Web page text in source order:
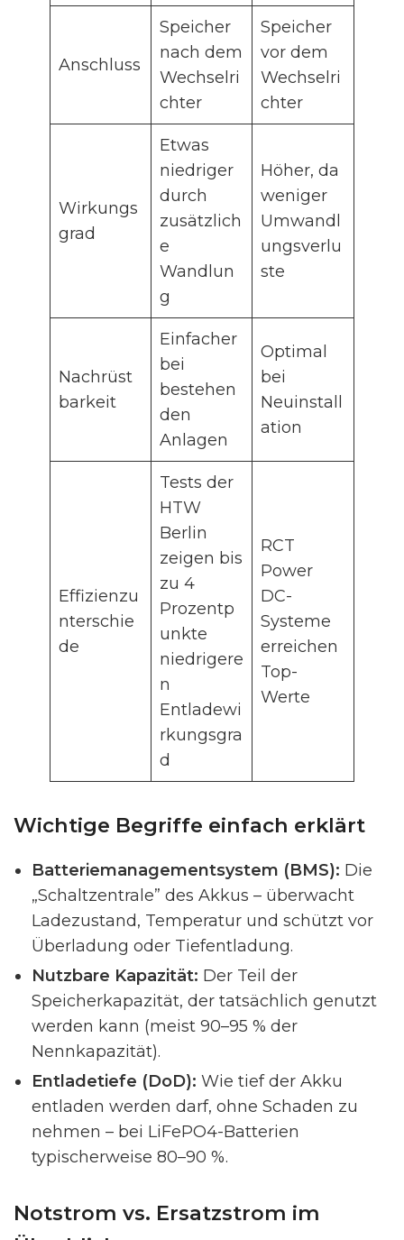
Anschluss
Speicher
nach dem
Wechselri
chter
Speicher
vor dem
Wechselri
chter
Wirkungs
grad
Etwas
niedriger
durch
zusätzlich
e
Wandlun
g
Höher, da
weniger
Umwandl
ungsverlu
ste
Nachrüst
barkeit
Einfacher
bei
bestehen
den
Anlagen
Optimal
bei
Neuinstall
ation
Effizienzu
nterschie
de
Tests der
HTW
Berlin
zeigen bis
zu 4
Prozentp
unkte
niedrigere
n
Entladewi
rkungsgra
d
RCT
Power
DC-
Systeme
erreichen
Top-
Werte
Wichtige Begriffe einfach erklärt
Batteriemanagementsystem (BMS): Die
„Schaltzentrale” des Akkus – überwacht
Ladezustand, Temperatur und schützt vor
Überladung oder Tiefentladung.
Nutzbare Kapazität: Der Teil der
Speicherkapazität, der tatsächlich genutzt
werden kann (meist 90–95 % der
Nennkapazität).
Entladetiefe (DoD): Wie tief der Akku
entladen werden darf, ohne Schaden zu
nehmen – bei LiFePO4-Batterien
typischerweise 80–90 %.
Notstrom vs. Ersatzstrom im